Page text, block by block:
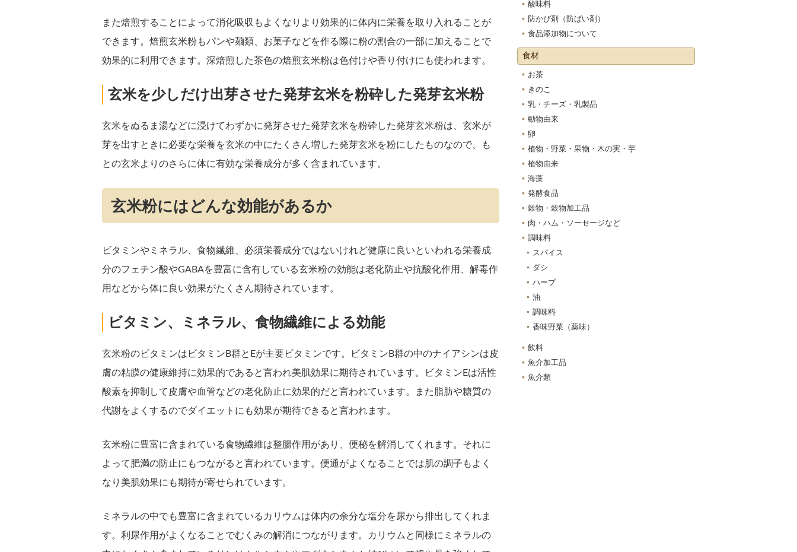
また焙煎することによって消化吸収もよくなりより効果的に体内に栄養を取り入れることが
できます。焙煎玄米粉もパンや麺類、お菓子などを作る際に粉の割合の一部に加えることで
効果的に利用できます。深焙煎した茶色の焙煎玄米粉は色付けや香り付けにも使われます。
玄米を少しだけ出芽させた発芽玄米を粉砕した発芽玄米粉
玄米をぬるま湯などに浸けてわずかに発芽させた発芽玄米を粉砕した発芽玄米粉は、玄米が
芽を出すときに必要な栄養を玄米の中にたくさん増した発芽玄米を粉にしたものなので、も
との玄米よりのさらに体に有効な栄養成分が多く含まれています。
玄米粉にはどんな効能があるか
ビタミンやミネラル、食物繊維、必須栄養成分ではないけれど健康に良いといわれる栄養成
分のフェチン酸やGABAを豊富に含有している玄米粉の効能は老化防止や抗酸化作用、解毒作
用などから体に良い効果がたくさん期待されています。
ビタミン、ミネラル、食物繊維による効能
玄米粉のビタミンはビタミンB群とEが主要ビタミンです。ビタミンB群の中のナイアシンは皮
膚の粘膜の健康維持に効果的であると言われ美肌効果に期待されています。ビタミンEは活性
酸素を抑制して皮膚や血管などの老化防止に効果的だと言われています。また脂肪や糖質の
代謝をよくするのでダイエットにも効果が期待できると言われます。
玄米粉に豊富に含まれている食物繊維は整腸作用があり、便秘を解消してくれます。それに
よって肥満の防止にもつながると言われています。便通がよくなることでは肌の調子もよく
なり美肌効果にも期待が寄せられています。
ミネラルの中でも豊富に含まれているカリウムは体内の余分な塩分を尿から排出してくれま
す。利尿作用がよくなることでむくみの解消につながります。カリウムと同様にミネラルの
酸味料
防かび剤（防ばい剤）
食品添加物について
食材
お茶
きのこ
乳・チーズ・乳製品
動物由来
卵
植物・野菜・果物・木の実・芋
植物由来
海藻
発酵食品
穀物・穀物加工品
肉・ハム・ソーセージなど
調味料
スパイス
ダシ
ハーブ
油
調味料
香味野菜（薬味）
飲料
魚介加工品
魚介類